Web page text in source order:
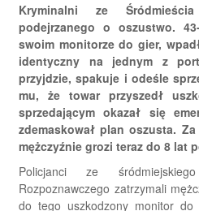
Kryminalni ze
podejrzanego o oszustwo.
swoim monitorze do gier,
identyczny na jednym z
przyjdzie, spakuje i odeśle
mu, że towar przyszedł
sprzedającym okazał się
zdemaskował plan oszusta.
mężczyźnie grozi teraz do 8 lat
Policjanci ze
Rozpoznawczego zatrzymali
do tego uszkodzony monitor do